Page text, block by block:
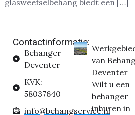
glasweefselbehang biedt een […]
Contactinformatie:
Behanger
Deventer
KVK:
58037640
info@behangservice.nl
van
Deventer
Wilt u een
behanger
inhuren in